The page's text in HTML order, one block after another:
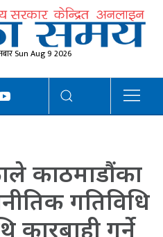
Sun Aug 9 2026
काठमाडौंका
गतिविधि
कारबाही गर्ने